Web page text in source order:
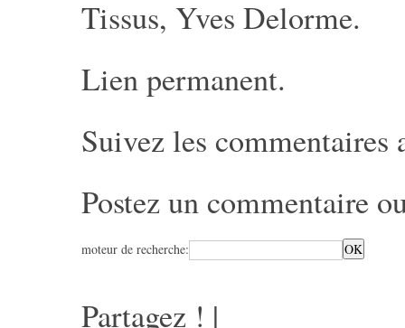
Tissus, Yves Delorme.
Lien permanent.
Suivez les commentaires
Postez un commentaire
moteur de recherche:
Partagez ! |